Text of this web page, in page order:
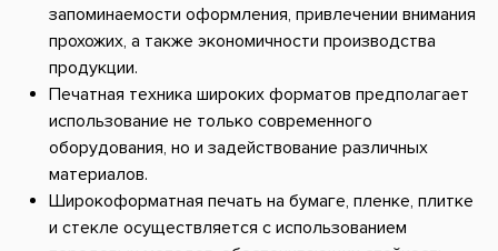
запоминаемости оформления, привлечении внимания
прохожих, а также экономичности производства
продукции.
Печатная техника широких форматов предполагает
использование не только современного
оборудования, но и задействование различных
материалов.
Широкоформатная печать на бумаге, пленке, плитке
и стекле осуществляется с использованием